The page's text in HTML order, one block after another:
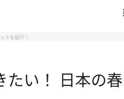
トを紹介！
たい！ 日本